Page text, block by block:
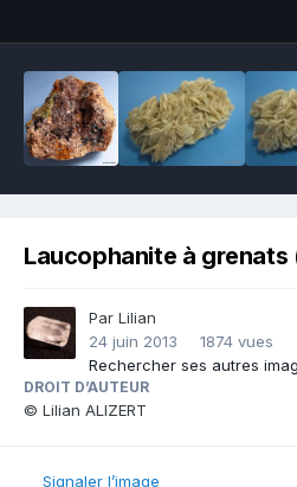
Laucophanite à grenats
Par Lilian
24 juin 2013
1874 vues
Rechercher ses autres
DROIT D’AUTEUR
© Lilian ALIZERT
Signaler l’image